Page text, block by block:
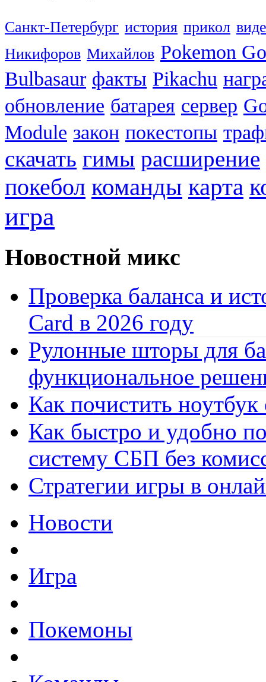
Санкт-Петербург история прикол
Никифоров Михайлов Pokemon Go
Bulbasaur факты Pikachu
обновление батарея сервер
Module закон покестопы
скачать гимы расширение
покебол команды карта
игра
Новостной микс
Проверка баланса и
Card в 2026 году
Рулонные шторы для
функциональное
Как почистить
Как быстро и удобно
систему СБП без
Стратегии игры в
Новости
Игра
Покемоны